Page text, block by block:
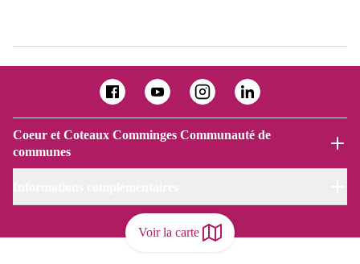
Voir la carte
Coeur et Coteaux Comminges Communauté de
communes